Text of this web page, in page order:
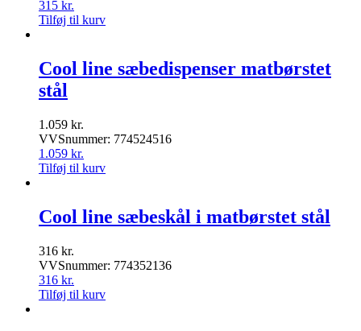
315 kr.
Tilføj til kurv
Cool line sæbedispenser matbørstet
stål
1.059 kr.
VVSnummer: 774524516
1.059 kr.
Tilføj til kurv
Cool line sæbeskål i matbørstet stål
316 kr.
VVSnummer: 774352136
316 kr.
Tilføj til kurv